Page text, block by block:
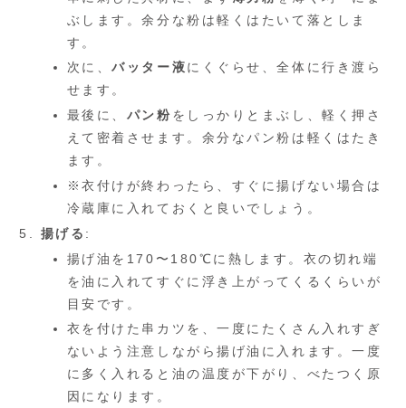
ぶします。余分な粉は軽くはたいて落としま
す。
次に、バッター液にくぐらせ、全体に行き渡ら
せます。
最後に、 パン粉をしっかりとまぶし、軽く押さ
えて密着させます。余分なパン粉は軽くはたき
ます。
※衣付けが終わったら、すぐに揚げない場合は
冷蔵庫に入れておくと良いでしょう。
揚げる :
揚げ油を170〜180℃に熱します。衣の切れ端
を油に入れてすぐに浮き上がってくるくらいが
目安です。
衣を付けた串カツを、一度にたくさん入れすぎ
ないよう注意しながら揚げ油に入れます。一度
に多く入れると油の温度が下がり、べたつく原
因になります。